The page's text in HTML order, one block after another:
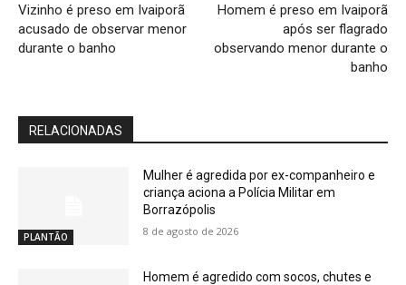
Vizinho é preso em Ivaiporã
acusado de observar menor
durante o banho
Homem é preso em Ivaiporã
após ser flagrado
observando menor durante o
banho
RELACIONADAS
PLANTÃO
Mulher é agredida por ex-companheiro e
criança aciona a Polícia Militar em
Borrazópolis
8 de agosto de 2026
Homem é agredido com socos, chutes e